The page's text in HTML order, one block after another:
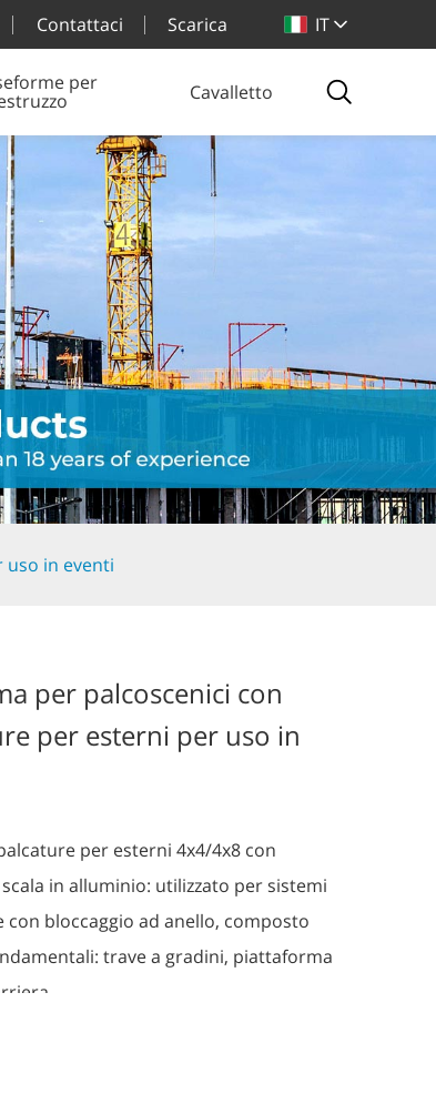
Contattaci Scarica IT
per Cavalletto
in eventi
per palcoscenici con
per esterni per uso in
per esterni 4x4/4x8 con
in alluminio: utilizzato per sistemi
con bloccaggio ad anello, composto
trave a gradini, piattaforma